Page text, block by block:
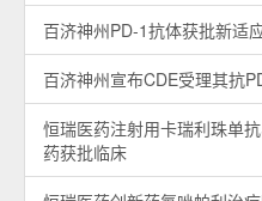
百济神州PD-1抗体获批新适
百济神州宣布CDE受理其抗
恒瑞医药注射用卡瑞利珠单
药获批临床